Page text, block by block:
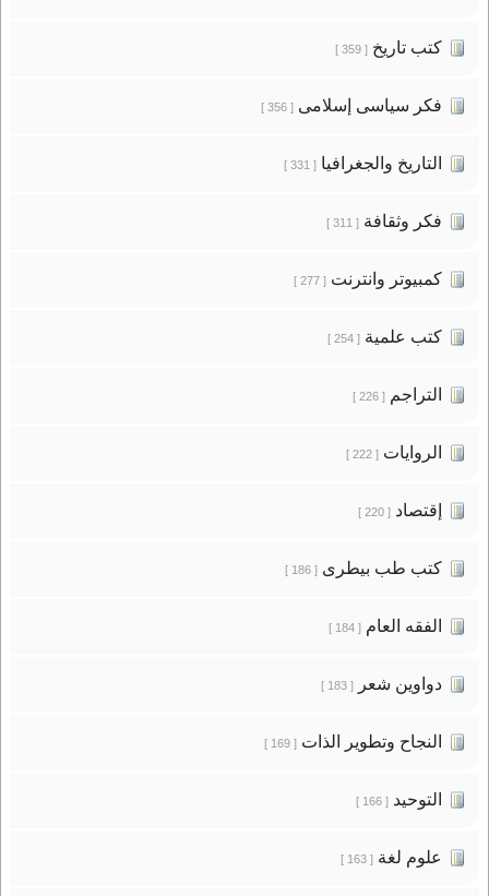
كتب تاريخ[ 359 ]
فكر سياسى إسلامى[ 356 ]
التاريخ والجغرافيا[ 331 ]
فكر وثقافة[ 311 ]
كمبيوتر وانترنت[ 277 ]
كتب علمية[ 254 ]
التراجم[ 226 ]
الروايات[ 222 ]
إقتصاد[ 220 ]
كتب طب بيطرى[ 186 ]
الفقه العام[ 184 ]
دواوين شعر[ 183 ]
النجاح وتطوير الذات[ 169 ]
التوحيد[ 166 ]
علوم لغة[ 163 ]